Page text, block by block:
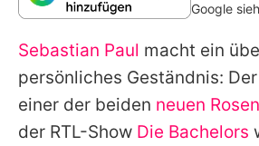
Redaktionelle
Impressum
Google
Sebastian Paul macht ein
persönliches Geständnis:
einer der beiden neuen
der RTL-Show Die Bachelors